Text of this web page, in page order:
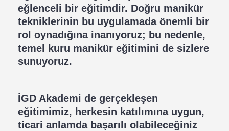
eğlenceli bir eğitimdir. Doğru manikür
tekniklerinin bu uygulamada önemli bir
rol oynadığına inanıyoruz; bu nedenle,
temel kuru manikür eğitimini de sizlere
sunuyoruz.
İGD Akademi de gerçekleşen
eğitimimiz, herkesin katılımına uygun,
ticari anlamda başarılı olabileceğiniz